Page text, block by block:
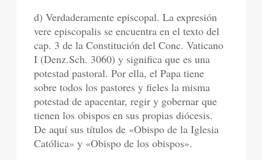
d) Verdaderamente episcopal. La expresión
vere episcopalis se encuentra en el texto del
cap. 3 de la Constitución del Conc. Vaticano
I (Denz.Sch. 3060) y significa que es una
potestad pastoral. Por ella, el Papa tiene
sobre todos los pastores y fieles la misma
potestad de apacentar, regir y gobernar que
tienen los obispos en sus propias diócesis.
De aquí sus títulos de «Obispo de la Iglesia
Católica» y «Obispo de los obispos».